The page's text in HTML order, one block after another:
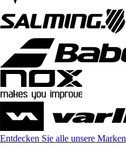
Entdecken Sie alle unsere Marken